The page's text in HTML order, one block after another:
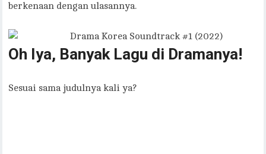
berkenaan dengan ulasannya.
Oh Iya, Banyak Lagu di Dramanya!
Sesuai sama judulnya kali ya?